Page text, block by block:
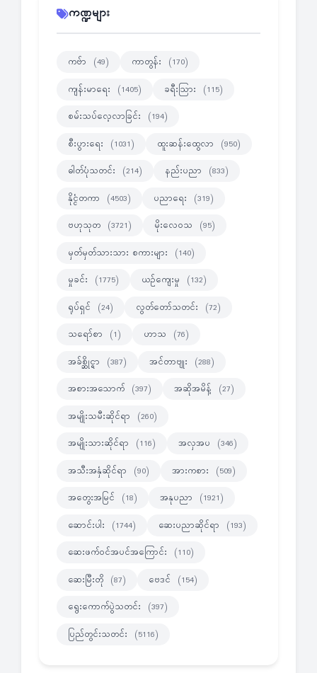
ကဏ္ဍများ
ကဗ်ာ (49) ကာတွန်း (170)
ကျန်းမာရေး (1405) ခရီးသြား (115)
စမ်းသပ်လေ့လာခြင်း (194)
စီးပွားရေး (1031) ထူးဆန်းထွေလာ (950)
ဓါတ်ပုံသတင်း (214) နည်းပညာ (833)
နိုင္ငံတကာ (4503) ပညာရေး (319)
ဗဟုသုတ (3721) မိုးလေဝသ (95)
မှတ်မှတ်သားသား စကားများ (140)
မှုခင်း (1775) ယဉ်ကျေးမှု (132)
ရုပ်ရှင် (24) လွတ်တော်သတင်း (72)
သရော်စာ (1) ဟာသ (76)
အခ်စ္ဆိုင္ရာ (387) အင်တာဗျုး (288)
အစားအသောက် (397) အဆိုအမိန့် (27)
အမျိုးသမီးဆိုင်ရာ (260)
အမျိုးသားဆိုင်ရာ (116) အလှအပ (346)
အသီးအနှံဆိုင်ရာ (90) အားကစား (509)
အတွေးအမြင် (18) အနုပညာ (1921)
ဆောင်းပါး (1744) ဆေးပညာဆိုင်ရာ (193)
ဆေးဖက်ဝင်အပင်အကြောင်း (110)
ဆေးမြီးတို (87) ဗေဒင် (154)
ရွေးကောက်ပွဲသတင်း (397)
ပြည်တွင်းသတင်း (5116)